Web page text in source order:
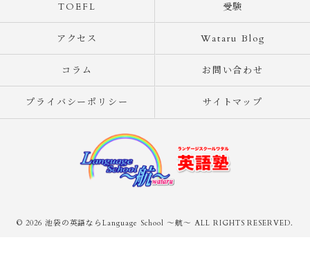
TOEFL 受験
アクセス Wataru Blog
コラム お問い合わせ
プライバシーポリシー サイトマップ
© 2026 池袋の英語ならLanguage School ～航～ ALL RIGHTS RESERVED.